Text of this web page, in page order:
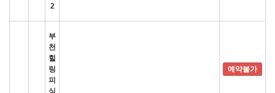
2
부
천
힐
링
피
싱
예약불가